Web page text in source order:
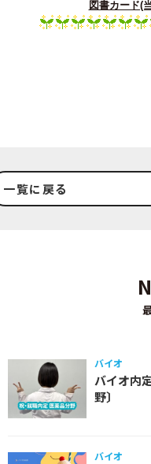
バイオ
バイオ内
野〕
バイオ
図書カード(
一覧に戻る